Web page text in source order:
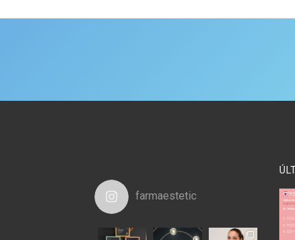
farmaestetic